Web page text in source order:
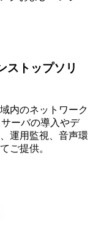
ストップソリ
内のネットワーク
ーバの導入やデ
運用監視、音声環
ご提供。